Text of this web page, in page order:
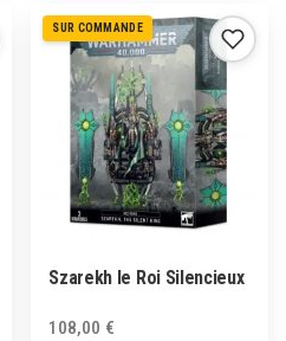
SUR COMMANDE
Szarekh le Roi Silencieux
108,00 €